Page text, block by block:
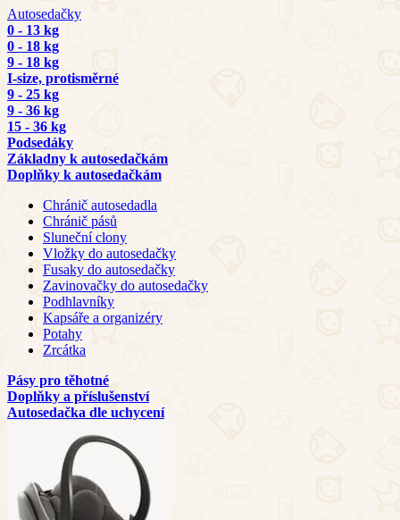
Autosedačky
0 - 13 kg
0 - 18 kg
9 - 18 kg
I-size, protisměrné
9 - 25 kg
9 - 36 kg
15 - 36 kg
Podsedáky
Základny k autosedačkám
Doplňky k autosedačkám
Chránič autosedadla
Chránič pásů
Sluneční clony
Vložky do autosedačky
Fusaky do autosedačky
Zavinovačky do autosedačky
Podhlavníky
Kapsáře a organizéry
Potahy
Zrcátka
Pásy pro těhotné
Doplňky a příslušenství
Autosedačka dle uchycení